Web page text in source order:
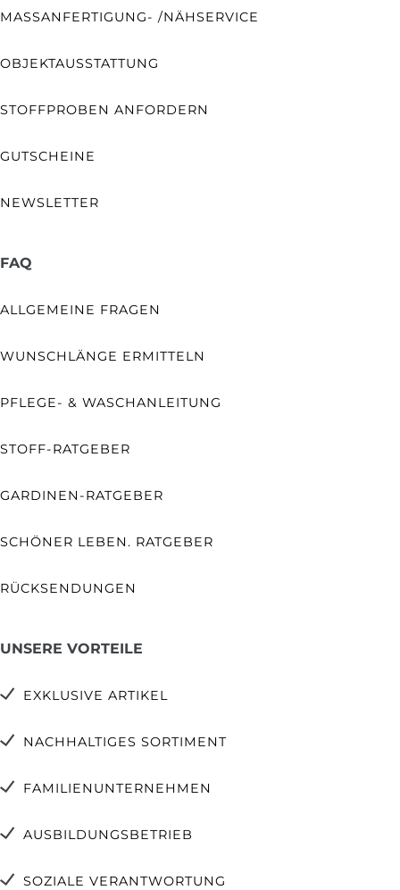
MASSANFERTIGUNG- /NÄHSERVICE
OBJEKTAUSSTATTUNG
STOFFPROBEN ANFORDERN
GUTSCHEINE
NEWSLETTER
FAQ
ALLGEMEINE FRAGEN
WUNSCHLÄNGE ERMITTELN
PFLEGE- & WASCHANLEITUNG
STOFF-RATGEBER
GARDINEN-RATGEBER
SCHÖNER LEBEN. RATGEBER
RÜCKSENDUNGEN
UNSERE VORTEILE
EXKLUSIVE ARTIKEL
NACHHALTIGES SORTIMENT
FAMILIENUNTERNEHMEN
AUSBILDUNGSBETRIEB
SOZIALE VERANTWORTUNG